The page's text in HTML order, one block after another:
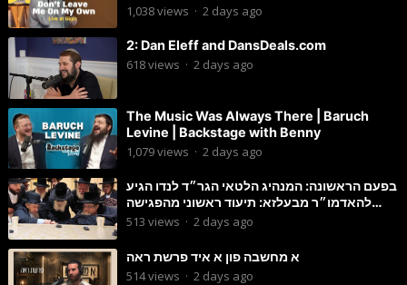
1,038views · 2 days ago
2: Dan Eleff and DansDeals.com
618views · 2 days ago
The Music Was Always There | Baruch
Levine | Backstage with Benny
1,079views · 2 days ago
בפעם הראשונה: המנהיג הלטאי הגר״ד לנדו הגיע
להאדמו״ר מבעלזא: תיעוד ראשוני מהפגישה
הנדירה
513 views · 2 days ago
א מחשבה פון א איד פרשת ראה
514views · 2 days ago